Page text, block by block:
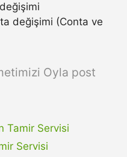
değişimi (Conta ve
Oyla post
Tamir Servisi
Servisi